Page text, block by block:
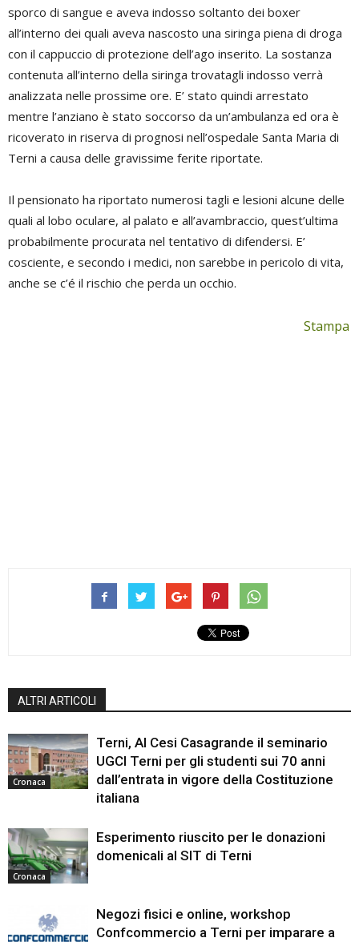
sporco di sangue e aveva indosso soltanto dei boxer
all’interno dei quali aveva nascosto una siringa piena di droga
con il cappuccio di protezione dell’ago inserito. La sostanza
contenuta all’interno della siringa trovatagli indosso verrà
analizzata nelle prossime ore. E’ stato quindi arrestato
mentre l’anziano è stato soccorso da un’ambulanza ed ora è
ricoverato in riserva di prognosi nell’ospedale Santa Maria di
Terni a causa delle gravissime ferite riportate.
Il pensionato ha riportato numerosi tagli e lesioni alcune delle
quali al lobo oculare, al palato e all’avambraccio, quest’ultima
probabilmente procurata nel tentativo di difendersi. E’
cosciente, e secondo i medici, non sarebbe in pericolo di vita,
anche se c’é il rischio che perda un occhio.
Stampa
ALTRI ARTICOLI
Cronaca
Terni, Al Cesi Casagrande il seminario
UGCI Terni per gli studenti sui 70 anni
dall’entrata in vigore della Costituzione
italiana
Cronaca
Esperimento riuscito per le donazioni
domenicali al SIT di Terni
Negozi fisici e online, workshop
Confcommercio a Terni per imparare a